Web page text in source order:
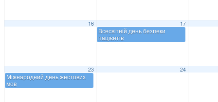
16 17
Всесвітній день безпеки
пацієнтів
23
Міжнародний день жестових
мов
24